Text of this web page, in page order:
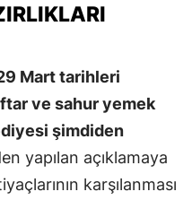
Mart tarihleri
ve sahur yemek
şimdiden
yapılan açıklamaya
karşılanması